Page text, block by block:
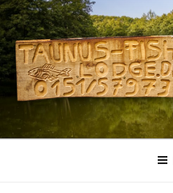
Zum
Inhalt
springen